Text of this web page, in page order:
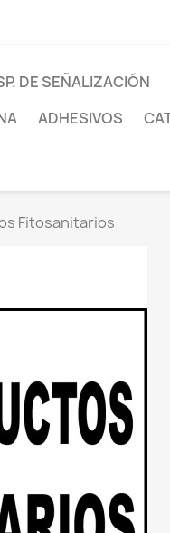
DE SEÑALIZACIÓN
ADHESIVOS
Fitosanitarios